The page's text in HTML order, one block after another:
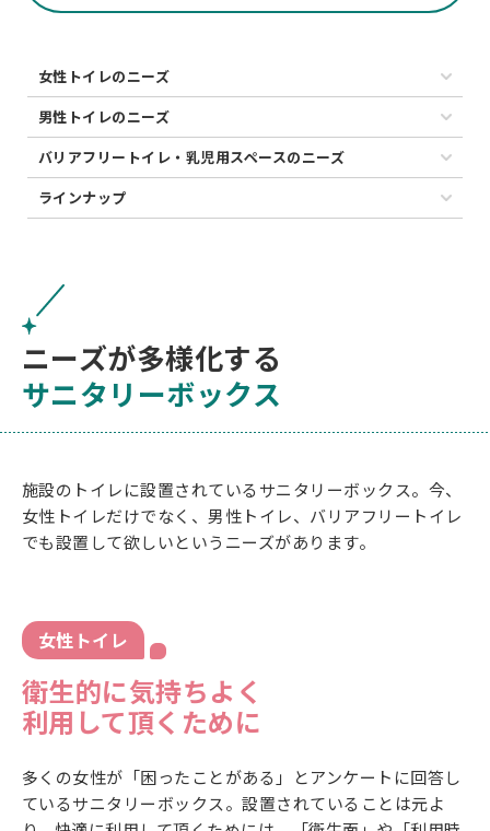
女性トイレのニーズ
男性トイレのニーズ
バリアフリートイレ・乳児用スペースのニーズ
ラインナップ
ニーズが多様化する
サニタリーボックス
施設のトイレに設置されているサニタリーボックス。今、
女性トイレだけでなく、男性トイレ、バリアフリートイレ
でも設置して欲しいというニーズがあります。
女性トイレ
衛生的に気持ちよく
利用して頂くために
多くの女性が「困ったことがある」とアンケートに回答し
ているサニタリーボックス。設置されていることは元よ